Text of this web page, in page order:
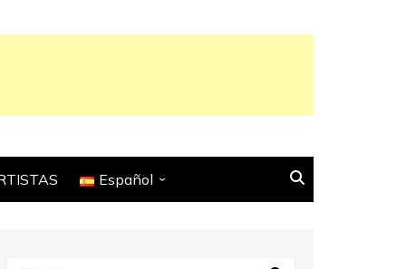
Español